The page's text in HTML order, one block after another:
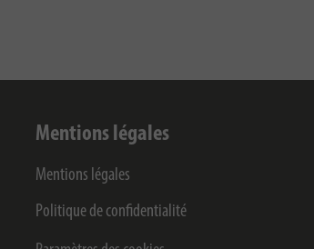
Mentions légales
Mentions légales
Politique de confidentialité